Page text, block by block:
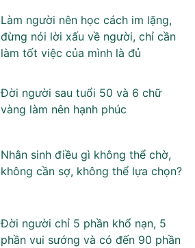
Làm người nên học cách im lặng,
đừng nói lời xấu về người, chỉ cần
làm tốt việc của mình là đủ
Đời người sau tuổi 50 và 6 chữ
vàng làm nên hạnh phúc
Nhân sinh điều gì không thể chờ,
không cần sợ, không thể lựa chọn?
Đời người chỉ 5 phần khổ nạn, 5
phần vui sướng và có đến 90 phần